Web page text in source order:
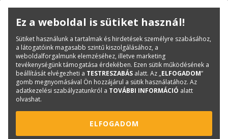
Dobos Róbert
Rendszermérnök
+36 70 670 5197
Ez a weboldal is sütiket használ!
Sütiket használunk a tartalmak és hirdetések személyre szabásához,
a látogatóink magasabb szintű kiszolgálásához, a
weboldalforgalmunk elemzéséhez, illetve marketing
tevékenységünk támogatása érdekében. Ezen sütik működésének a
beállítását elvégezheti a TESTRESZABÁS alatt. Az „ELFOGADOM”
gomb megnyomásával Ön hozzájárul a sütik használatához. Az
adatkezelési szabályzatunkról a TOVÁBBI INFORMÁCIÓ alatt
olvashat.
ELFOGADOM